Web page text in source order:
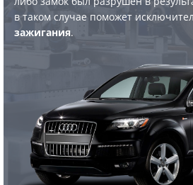
в таком случае поможет
зажигания.